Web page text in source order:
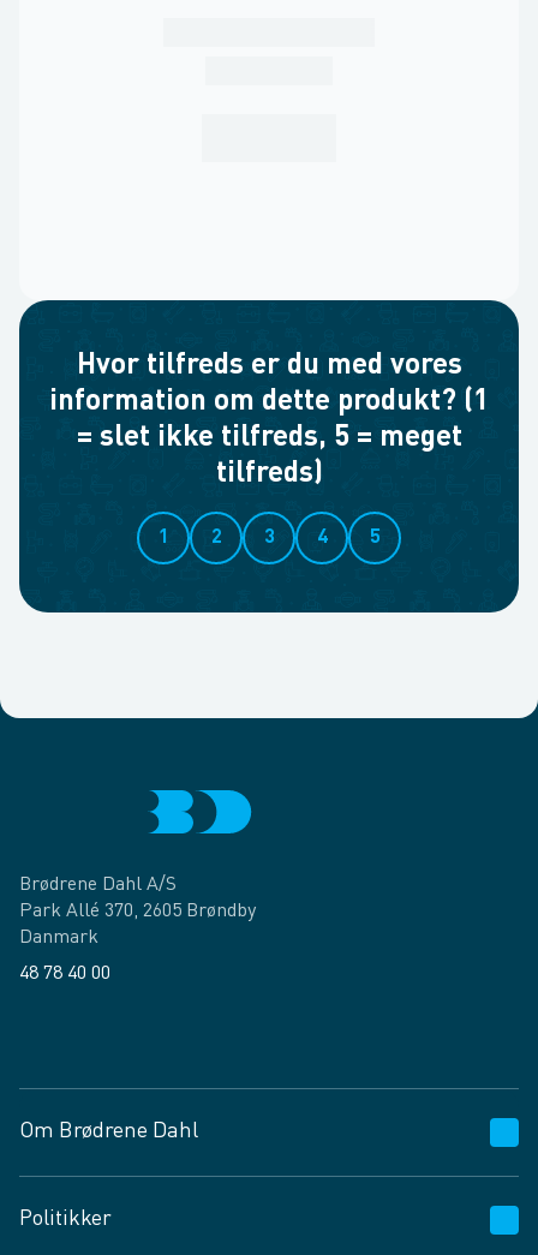
Hvor tilfreds er du med vores
information om dette produkt? (1
= slet ikke tilfreds, 5 = meget
tilfreds)
1 2 3 4 5
Brødrene Dahl A/S
Park Allé 370, 2605 Brøndby
Danmark
48 78 40 00
Om Brødrene Dahl
Vagttelefon 30 10 89 89
Politikker